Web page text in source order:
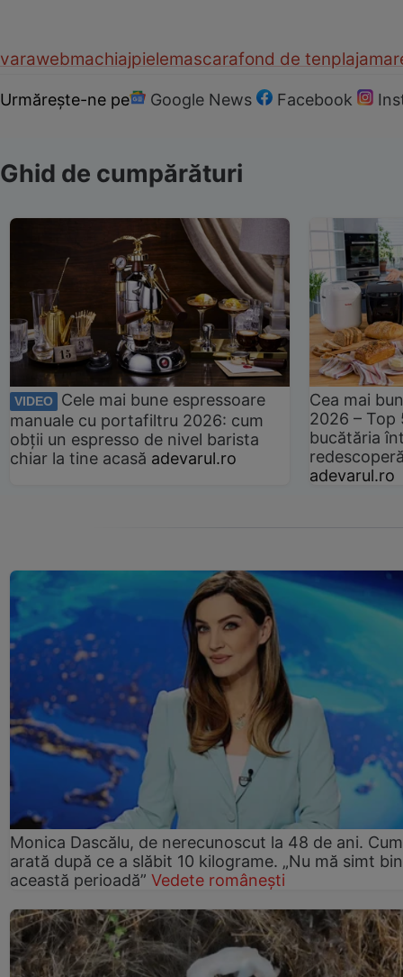
varawebmachiajpielemascarafond de tenplaja
Urmărește-ne pe Google News Facebook
Ghid de cumpărături
VIDEO
Cele mai bune espressoare
manuale cu portafiltru 2026: cum
obții un espresso de nivel barista
chiar la tine acasă adevarul.ro
Cea mai
2026 –
bucătăria
adevarul.ro
Monica Dascălu, de nerecunoscut la 48 de ani. Cum
arată după ce a slăbit 10 kilograme. „Nu mă simt
această perioadă” Vedete românești